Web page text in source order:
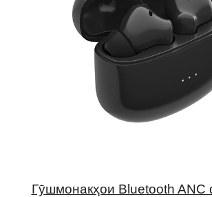
Гӯшмонакҳои Bluetooth